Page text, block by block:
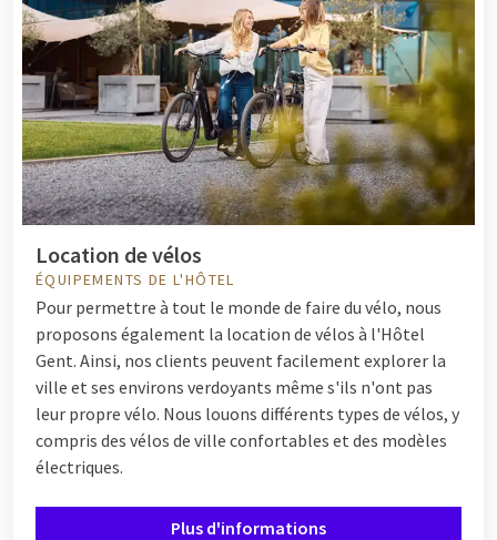
Location de vélos
ÉQUIPEMENTS DE L'HÔTEL
Pour permettre à tout le monde de faire du vélo, nous
proposons également la location de vélos à l'Hôtel
Gent. Ainsi, nos clients peuvent facilement explorer la
ville et ses environs verdoyants même s'ils n'ont pas
leur propre vélo. Nous louons différents types de vélos, y
compris des vélos de ville confortables et des modèles
électriques.
Plus d'informations